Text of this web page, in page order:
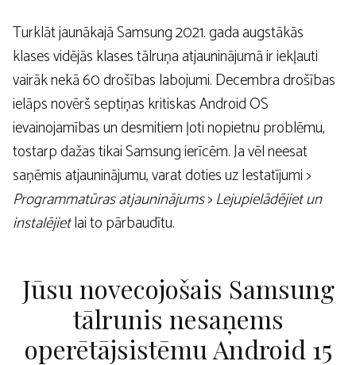
Turklāt jaunākajā Samsung 2021. gada augstākās
klases vidējās klases tālruņa atjauninājumā ir iekļauti
vairāk nekā 60 drošības labojumi. Decembra drošības
ielāps novērš septiņas kritiskas Android OS
ievainojamības un desmitiem ļoti nopietnu problēmu,
tostarp dažas tikai Samsung ierīcēm. Ja vēl neesat
saņēmis atjauninājumu, varat doties uz Iestatījumi >
Programmatūras atjauninājums>Lejupielādējiet un
instalējietlai to pārbaudītu.
Jūsu novecojošais Samsung
tālrunis nesaņems
operētājsistēmu Android 15